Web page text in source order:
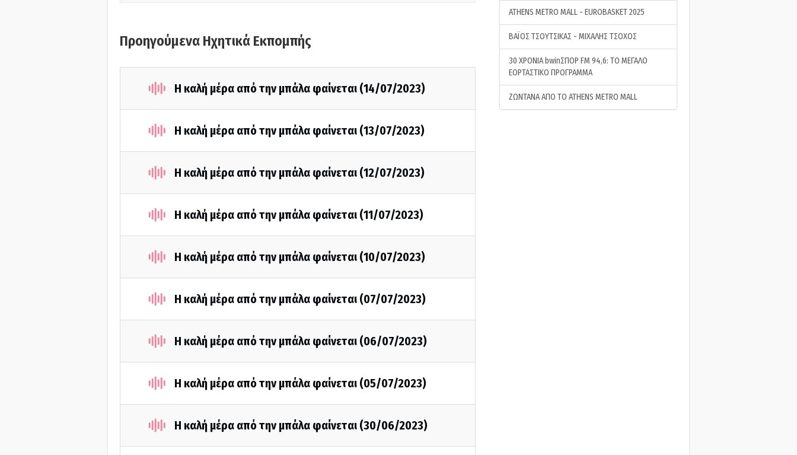
Προηγούμενα Ηχητικά Εκπομπής
Η καλή μέρα από την μπάλα φαίνεται (14/07/2023)
Η καλή μέρα από την μπάλα φαίνεται (13/07/2023)
Η καλή μέρα από την μπάλα φαίνεται (12/07/2023)
Η καλή μέρα από την μπάλα φαίνεται (11/07/2023)
Η καλή μέρα από την μπάλα φαίνεται (10/07/2023)
Η καλή μέρα από την μπάλα φαίνεται (07/07/2023)
Η καλή μέρα από την μπάλα φαίνεται (06/07/2023)
Η καλή μέρα από την μπάλα φαίνεται (05/07/2023)
Η καλή μέρα από την μπάλα φαίνεται (30/06/2023)
ATHENS METRO MALL - EUROBASKET 2025
ΒΑΪΟΣ ΤΣΟΥΤΣΙΚΑΣ - ΜΙΧΑΛΗΣ ΤΣΟΧΟΣ
30 ΧΡΟΝΙΑ bwinΣΠΟΡ FM 94,6: ΤΟ ΜΕΓΑΛΟ
ΕΟΡΤΑΣΤΙΚΟ ΠΡΟΓΡΑΜΜΑ
ΖΩΝΤΑΝΑ ΑΠΟ ΤΟ ATHENS METRO MALL